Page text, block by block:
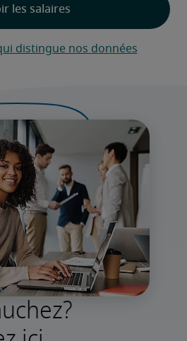
distingue nos données